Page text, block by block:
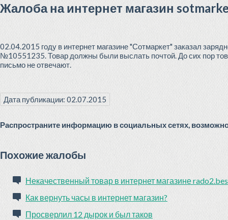
Жалоба на интернет магазин
02.04.2015 году в интернет магазине "Сотмаркет" заказал
№10551235. Товар должны были выслать почтой. До сих пор
письмо не отвечают.
Дата публикации: 02.07.2015
Распространите информацию в социальных сетях,
Похожие жалобы
Некачественный товар в интернет магазине
Как вернуть часы в интернет магазин?
Просверлил 12 дырок и был таков